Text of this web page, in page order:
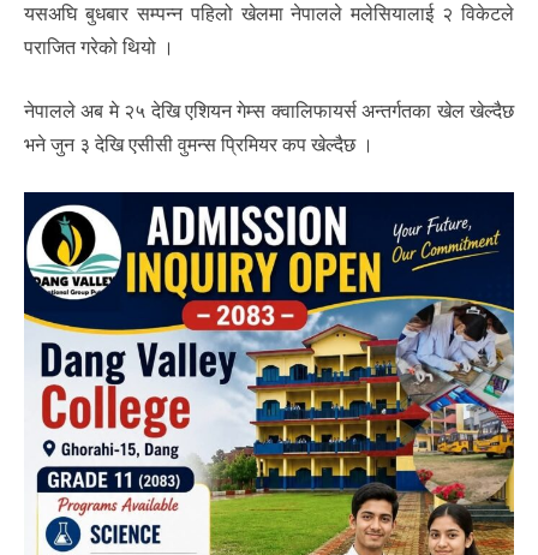
यसअघि बुधबार सम्पन्न पहिलो खेलमा नेपालले मलेसियालाई २ विकेटले
पराजित गरेको थियो ।
नेपालले अब मे २५ देखि एशियन गेम्स क्वालिफायर्स अन्तर्गतका खेल खेल्दैछ
भने जुन ३ देखि एसीसी वुमन्स प्रिमियर कप खेल्दैछ ।